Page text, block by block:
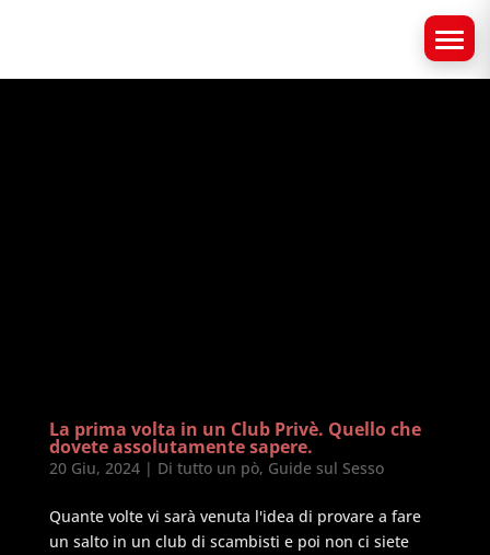
La prima volta in un Club Privè. Quello che
dovete assolutamente sapere.
20 Giu, 2024| Di tutto un pò, Guide sul Sesso
Quante volte vi sarà venuta l'idea di provare a fare
un salto in un club di scambisti e poi non ci siete